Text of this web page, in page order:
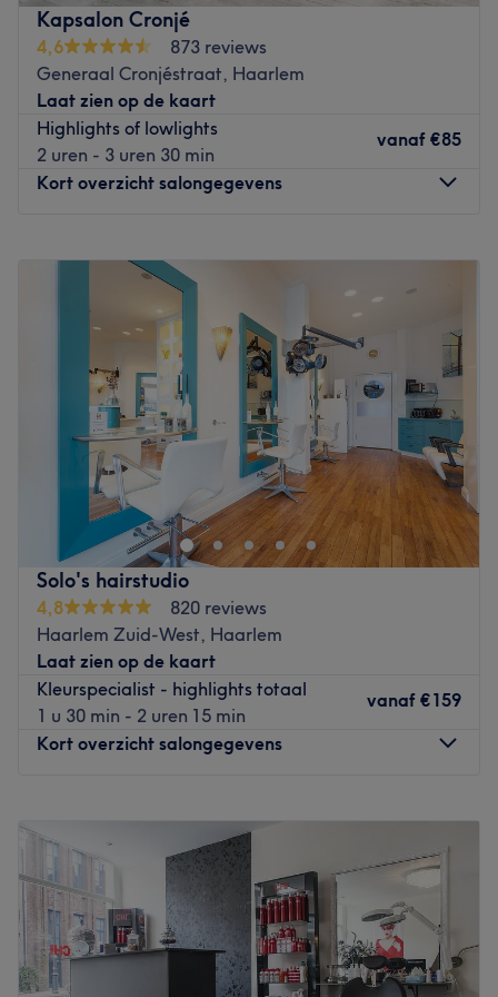
koffie, fris, bier of wijntje alvorens je wensen te
bespreken. Door goed te kijken naar de structuur, valling
van je haar, vorm van je gezicht, kaaklijn, kruinen én
door droog na te knippen creëren ze de coupe die bij je
past. Ze hebben een eigentijdse visie op het kappersvak
en werken milieuvriendelijk en met ammonia vrije
producten.
Go to venue
Kapsalon Cronjé
4,6
873 reviews
Generaal Cronjéstraat, Haarlem
Laat zien op de kaart
Highlights of lowlights
2 uren - 3 uren 30 min
vanaf €85
Kort overzicht salongegevens
10:00–
Donderdag
10:00
10:00
Zaterdag
09:45–17:00
Zondag
Gesloten
Toe aan een nieuw kapsel? Bij Kapsalon Cronjé aan de
Generaal Cronjéstraat in Haarlem willen ze je hier maar
al te graag bij helpen. Het team wordt regelmatig
bijgeschoold zodat ze op de hoogte zijn van de laatste
technieken en nieuwste trends. Je wordt verwelkomt met
een lekker drankje en wanneer je je haren laat wassen
ontvang je meteen een heerlijke hoofdmassage. Hierdoor
voelt een bezoek aan Kapsalon Cronjé echt als een uitje.
In de salon wordt uitsluitend gebruik gemaakt van
kwaliteitsproducten zoals Goldwell en je ontvangt tevens
gratis advies. Kom langs en geniet!
Go to venue
Solo's hairstudio
4,8
820 reviews
Haarlem Zuid-West, Haarlem
Laat zien op de kaart
Kleurspecialist - highlights totaal
1 u 30 min - 2 uren 15 min
vanaf €159
Kort overzicht salongegevens
Woensdag
Gesloten
Donderdag
09:00
21:00
Vrijdag
09:00–21:00
Zaterdag
09:00–17:00
Zondag
Gesloten